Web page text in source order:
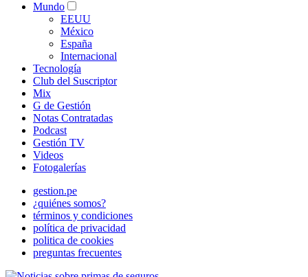
Mundo
EEUU
México
España
Internacional
Tecnología
Club del Suscriptor
Mix
G de Gestión
Notas Contratadas
Podcast
Gestión TV
Videos
Fotogalerías
gestion.pe
¿quiénes somos?
términos y condiciones
política de privacidad
politica de cookies
preguntas frecuentes